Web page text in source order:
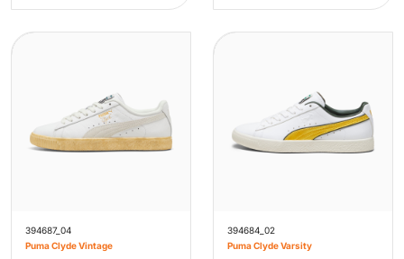
394687_04
Puma Clyde Vintage
394684_02
Puma Clyde Varsity